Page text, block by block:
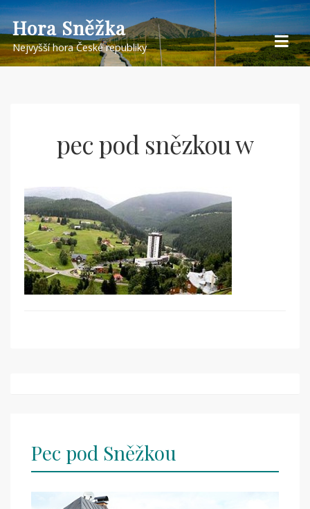
Skip
to
content
Hora Sněžka
Nejvyšší hora České republiky
pec pod snězkou w
navigation
Pec pod Sněžkou